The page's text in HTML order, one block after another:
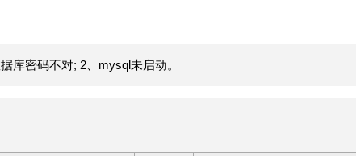
库密码不对; 2、mysql未启动。